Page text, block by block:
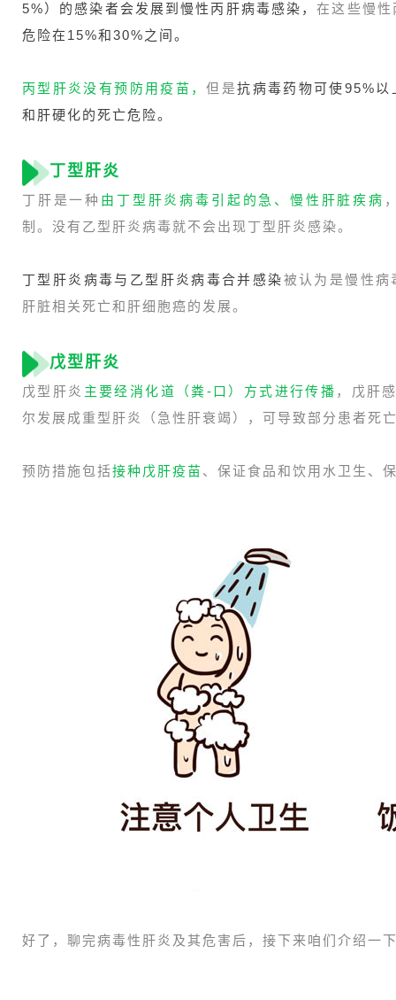
5%）的感染者会发展到慢性丙肝病毒感染，在这些慢
危险在15%和30%之间。
丙型肝炎没有预防用疫苗 ，但是抗病毒药物可使95%
和肝硬化的死亡危险。
丁型肝炎
丁肝是一种 由丁型肝炎病毒引起的急、慢性肝脏疾病
制。没有乙型肝炎病毒就不会出现丁型肝炎感染。
丁型肝炎病毒与乙型肝炎病毒合并感染被认为是慢性病
肝脏相关死亡和肝细胞癌的发展。
戊型肝炎
戊型肝炎 主要经消化道（粪-口）方式进行传播 ，戊肝
尔发展成重型肝炎（急性肝衰竭），可导致部分患者死
预防措施包括接种戊肝疫苗、保证食品和饮用水卫生、
好了，聊完病毒性肝炎及其危害后，接下来咱们介绍一